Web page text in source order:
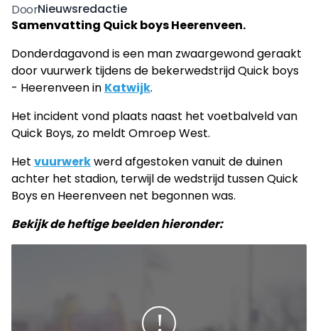
DoorNieuwsredactie
Samenvatting Quick boys Heerenveen.
Donderdagavond is een man zwaargewond geraakt
door vuurwerk tijdens de bekerwedstrijd Quick boys
- Heerenveen in Katwijk.
Het incident vond plaats naast het voetbalveld van
Quick Boys, zo meldt Omroep West.
Het vuurwerkwerd afgestoken vanuit de duinen
achter het stadion, terwijl de wedstrijd tussen Quick
Boys en Heerenveen net begonnen was.
Bekijk de heftige beelden hieronder: